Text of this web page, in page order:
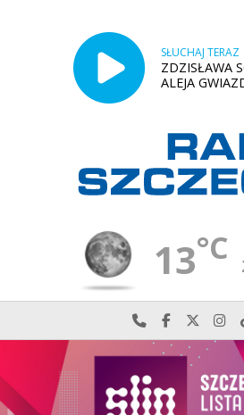
SŁUCHAJ TERAZ
ZDZISŁAWA
ALEJA
13°C
Najlepiej po
Odwiedź